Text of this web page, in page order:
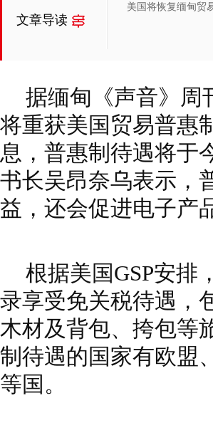
文章导读
美国将恢复缅甸贸
据缅甸《声音》周
将重获美国贸易普惠
息，普惠制待遇将于
书长吴昂奈乌表示，
益，还会促进电子产
根据美国GSP安排
录享受免关税待遇，
木材及背包、挎包等
制待遇的国家有欧盟
等国。